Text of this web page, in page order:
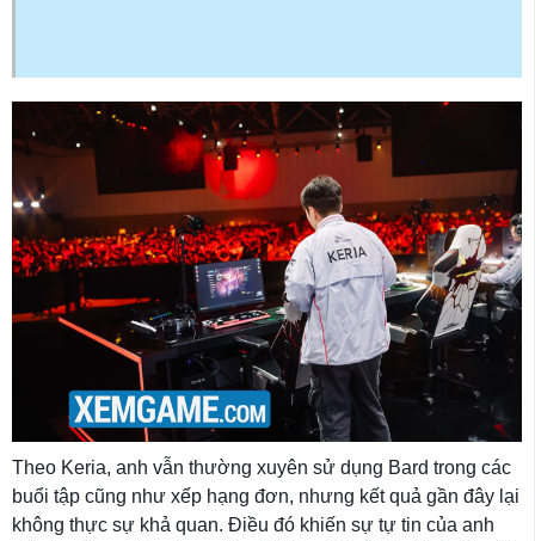
Theo Keria, anh vẫn thường xuyên sử dụng Bard trong các
buổi tập cũng như xếp hạng đơn, nhưng kết quả gần đây lại
không thực sự khả quan. Điều đó khiến sự tự tin của anh